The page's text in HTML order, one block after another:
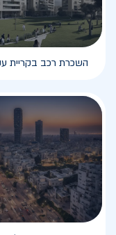
השכרת רכב בקריית